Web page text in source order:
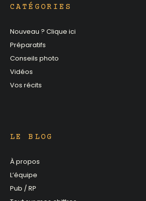
CATÉGORIES
Nouveau ? Clique ici
Préparatifs
Conseils photo
Vidéos
Vos récits
LE BLOG
À propos
L’équipe
Pub / RP